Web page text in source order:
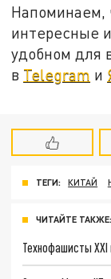
Напоминаем,
интересные
удобном для
в Telegram и
ТЕГИ: КИТАЙ
ЧИТАЙТЕ ТАКЖЕ:
Технофашисты XXI